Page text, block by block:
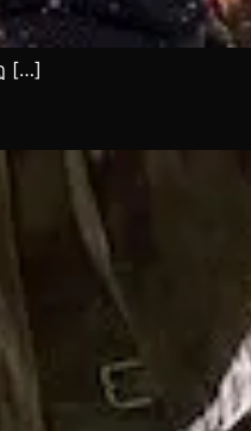
[…]